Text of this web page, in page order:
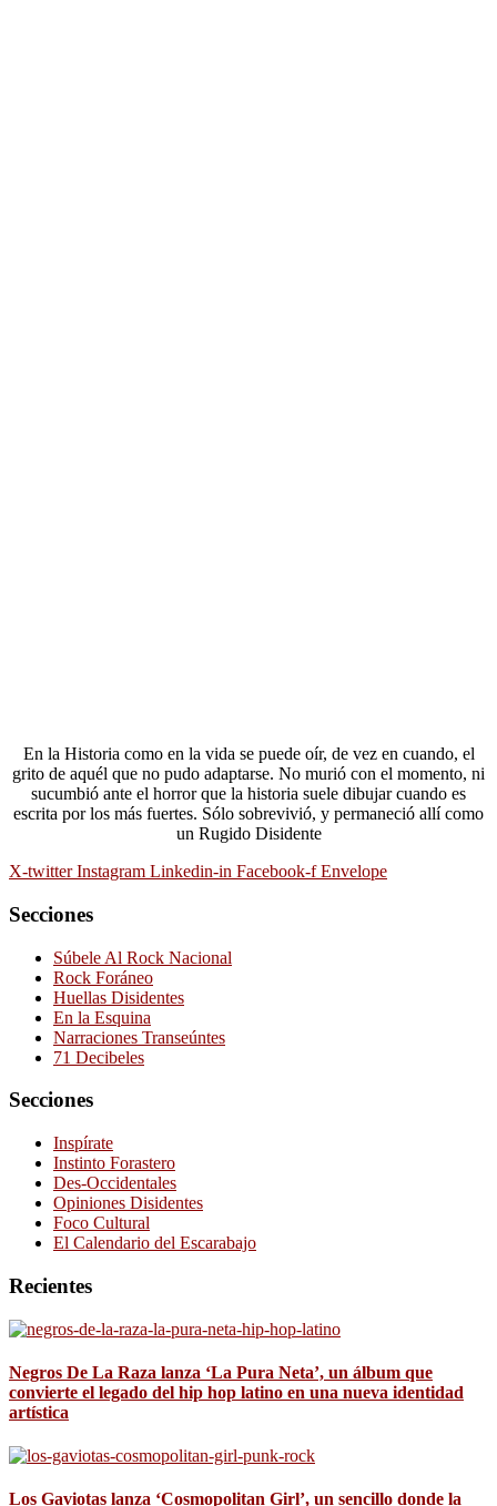
En la Historia como en la vida se puede oír, de vez en cuando, el
grito de aquél que no pudo adaptarse. No murió con el momento, ni
sucumbió ante el horror que la historia suele dibujar cuando es
escrita por los más fuertes. Sólo sobrevivió, y permaneció allí como
un Rugido Disidente
X-twitter Instagram Linkedin-in Facebook-f Envelope
Secciones
Súbele Al Rock Nacional
Rock Foráneo
Huellas Disidentes
En la Esquina
Narraciones Transeúntes
71 Decibeles
Secciones
Inspírate
Instinto Forastero
Des-Occidentales
Opiniones Disidentes
Foco Cultural
El Calendario del Escarabajo
Recientes
Negros De La Raza lanza ‘La Pura Neta’, un álbum que
convierte el legado del hip hop latino en una nueva identidad
artística
Los Gaviotas lanza ‘Cosmopolitan Girl’, un sencillo donde la